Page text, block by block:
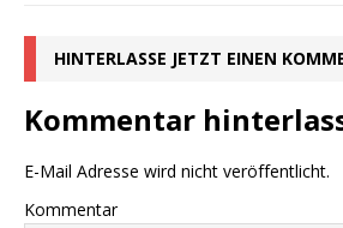
HINTERLASSE JETZT EINEN
Kommentar
E-Mail Adresse wird nicht veröffentlicht.
Kommentar